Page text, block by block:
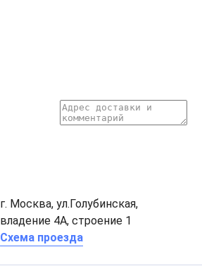
г. Москва, ул.Голубинская,
владение 4А, строение 1
Схема проезда